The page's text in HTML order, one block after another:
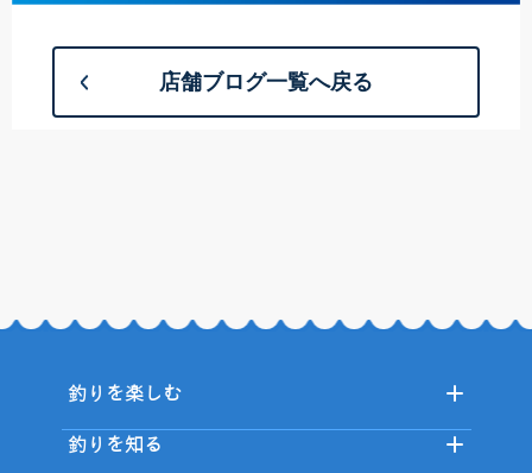
店舗ブログ一覧へ戻る
釣りを楽しむ
釣りを知る